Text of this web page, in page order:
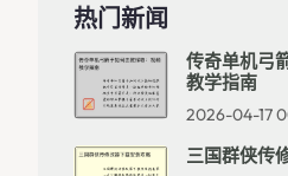
热门新闻
传奇单机弓
教学指南
2026-04-17
三国群侠传